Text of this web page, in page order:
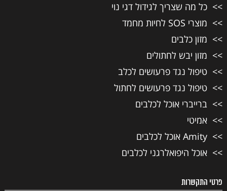
כל מה שצריך לגידול דגי נוי
מוצרי SOS לחיות מחמד
מזון כלבים
מזון יבש לחתולים
טיפול נגד פרעושים לכלב
טיפול נגד פרעושים לחתול
ברייברי אוכל לכלבים
אמיטי
Amity אוכל לכלבים
אוכל היפואלרגני לכלבים
פרטי התקשרות